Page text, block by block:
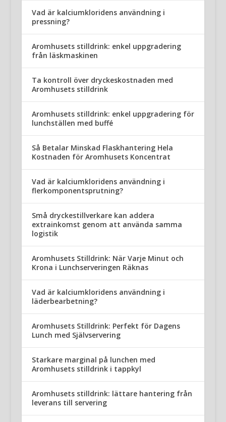
Vad är kalciumkloridens användning i
pressning?
Aromhusets stilldrink: enkel uppgradering
från läskmaskinen
Ta kontroll över dryckeskostnaden med
Aromhusets stilldrink
Aromhusets stilldrink: enkel uppgradering för
lunchställen med buffé
Så Betalar Minskad Flaskhantering Hela
Kostnaden för Aromhusets Koncentrat
Vad är kalciumkloridens användning i
flerkomponentsprutning?
Små dryckestillverkare kan addera
extrainkomst genom att använda samma
logistik
Aromhusets Stilldrink: När Varje Minut och
Krona i Lunchserveringen Räknas
Vad är kalciumkloridens användning i
läderbearbetning?
Aromhusets Stilldrink: Perfekt för Dagens
Lunch med Självservering
Starkare marginal på lunchen med
Aromhusets stilldrink i tappkyl
Aromhusets stilldrink: lättare hantering från
leverans till servering